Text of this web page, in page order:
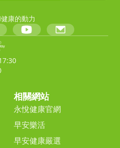
康的動力
相關網站
永悅健康官網
早安樂活
早安健康嚴選